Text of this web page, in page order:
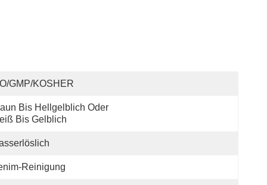
GMP/KOSHER
Bis Hellgelblich Oder
Bis Gelblich
Reinigung